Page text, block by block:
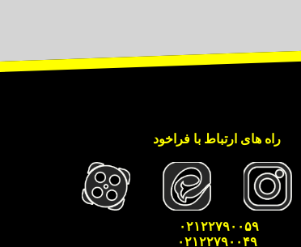
راه های ارتباط با فراخود
۰۲۱۲۲۷۹۰۰۵۹
۰۲۱۲۲۷۹۰۰۴۹